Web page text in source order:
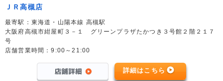
ＪＲ高槻店
最寄駅：東海道・山陽本線 高槻駅
大阪府高槻市紺屋町３－１ グリーンプラザたかつき３号館２階２１７
号
店舗営業時間：9:00～21:00
詳細はこちら